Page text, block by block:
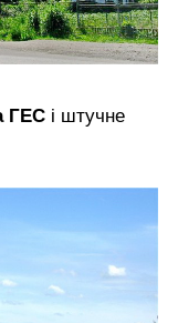
ГЕС і штучне